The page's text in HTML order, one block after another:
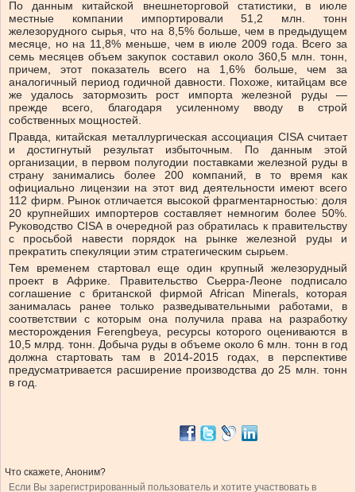
По данным китайской внешнеторговой статистики, в июле
местные компании импортировали 51,2 млн. тонн
железорудного сырья, что на 8,5% больше, чем в предыдущем
месяце, но на 11,8% меньше, чем в июле 2009 года. Всего за
семь месяцев объем закупок составил около 360,5 млн. тонн,
причем, этот показатель всего на 1,6% больше, чем за
аналогичный период годичной давности. Похоже, китайцам все
же удалось затормозить рост импорта железной руды —
прежде всего, благодаря усиленному вводу в строй
собственных мощностей.
Правда, китайская металлургическая ассоциация CISA считает
и достигнутый результат избыточным. По данным этой
организации, в первом полугодии поставками железной руды в
страну занимались более 200 компаний, в то время как
официально лицензии на этот вид деятельности имеют всего
112 фирм. Рынок отличается высокой фрагментарностью: доля
20 крупнейших импортеров составляет немногим более 50%.
Руководство CISA в очередной раз обратилась к правительству
с просьбой навести порядок на рынке железной руды и
прекратить спекуляции этим стратегическим сырьем.
Тем временем стартовал еще один крупный железорудный
проект в Африке. Правительство Сьерра-Леоне подписало
соглашение с британской фирмой African Minerals, которая
занималась ранее только разведывательными работами, в
соответствии с которым она получила права на разработку
месторождения Ferengbeya, ресурсы которого оцениваются в
10,5 млрд. тонн. Добыча руды в объеме около 6 млн. тонн в год
должна стартовать там в 2014-2015 годах, в перспективе
предусматривается расширение производства до 25 млн. тонн
в год.
Что скажете, Аноним?
Если Вы зарегистрированный пользователь и хотите участвовать в